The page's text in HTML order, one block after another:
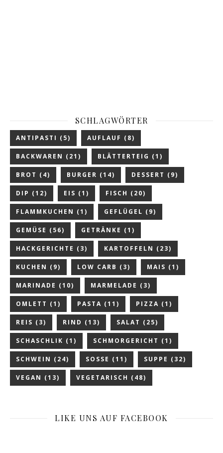
SCHLAGWÖRTER
ANTIPASTI (5) AUFLAUF (8)
BACKWAREN (21) BLÄTTERTEIG (1)
BROT (4) BURGER (14) DESSERT (9)
DIP (12) EIS (1) FISCH (20)
FLAMMKUCHEN (1) GEFLÜGEL (9)
GEMÜSE (56) GETRÄNKE (1)
HACKGERICHTE (3) KARTOFFELN (23)
KUCHEN (9) LOW CARB (3) MAIS (1)
MARINADE (10) MARMELADE (3)
OMLETT (1) PASTA (11) PIZZA (1)
REIS (3) RIND (13) SALAT (25)
SCHASCHLIK (1) SCHMORGERICHT (1)
SCHWEIN (24) SOSSE (11) SUPPE (32)
VEGAN (13) VEGETARISCH (48)
LIKE UNS AUF FACEBOOK